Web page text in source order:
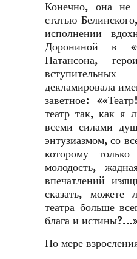
Конечно, она не
статью
исполнении
Дорониной в
Натансона,
декламировала
заветное:
театр так, как я
всеми силами
энтузиазмом, со
которому
молодость,
впечатлений
сказать,
театра больше
блага и
По мере